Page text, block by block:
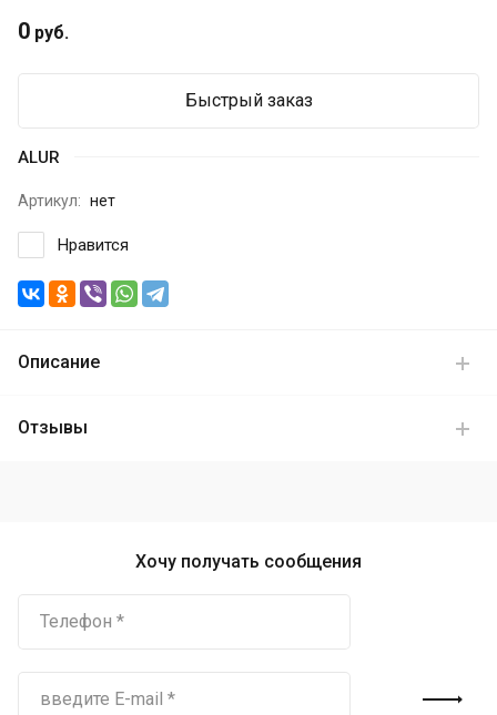
0 руб.
Быстрый заказ
ALUR
Артикул: нет
Нравится
Описание
Отзывы
Хочу получать сообщения